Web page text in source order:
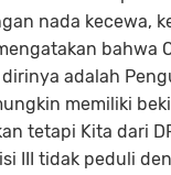
nada kecewa,
bahwa
adalah
memiliki
tetapi Kita dari
III tidak peduli